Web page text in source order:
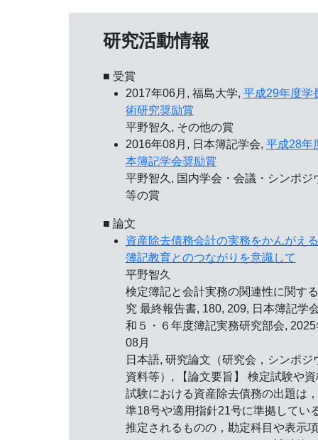
研究活動情報
■ 受賞
2017年06月, 福島大学, 平成29年度学
術研究奨励賞
平野智久, その他の賞
2016年08月, 日本簿記学会, 平成28年
本簿記学会奨励賞
平野智久, 国内学会・会議・シンポジ
等の賞
■ 論文
資産除去債務会計の実務をかんがえ
簿記教育とのつながりを意識して
平野智久
検定簿記と会計実務の関連性に関す
究 最終報告書, 180, 209, 日本簿記学
和５・６年度簿記実務研究部会, 2025
08月
日本語, 研究論文（研究会，シンポジ
資料等）, 【論文要旨】 検定試験や資
試験における資産除去債務の出題は
準18号や適用指針21号に準拠してい
推定されるものの，勘定科目や表示